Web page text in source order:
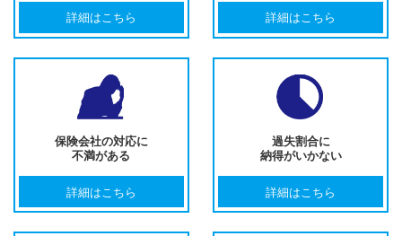
詳細はこちら 詳細はこちら
保険会社の対応に
不満がある
詳細はこちら
過失割合に
納得がいかない
詳細はこちら